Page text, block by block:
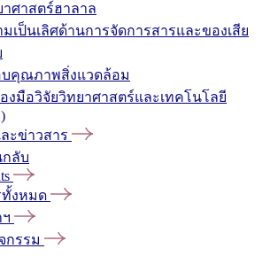
ศาสตร์ฮาลาล
เป็นเลิศด้านการจัดการสารและของเสีย
บคุณภาพสิ่งแวดล้อม
งมือวิจัยวิทยาศาสตร์และเทคโนโลยี
ะข่าวสาร
ลับ
ทั้งหมด
กรรม